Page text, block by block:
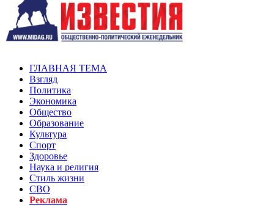
ГЛАВНАЯ ТЕМА
Взгляд
Политика
Экономика
Общество
Образование
Культура
Спорт
Здоровье
Наука и религия
Стиль жизни
СВО
Реклама